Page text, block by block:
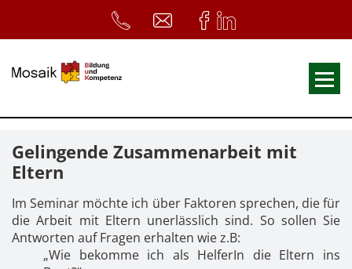
Ausbildungen
Symposium
ReferentInnen
Gelingende Zusammenarbeit mit
Eltern
Im Seminar möchte ich über Faktoren sprechen, die für
die Arbeit mit Eltern unerlässlich sind. So sollen Sie
Antworten auf Fragen erhalten wie z.B:
„Wie bekomme ich als HelferIn die Eltern ins